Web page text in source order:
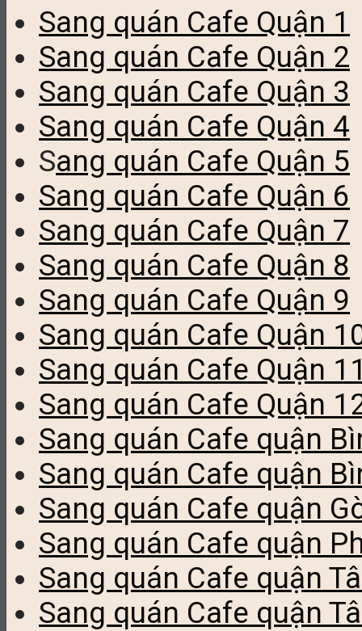
Sang quán Cafe Quận 1
Sang quán Cafe Quận 2
Sang quán Cafe Quận 3
Sang quán Cafe Quận 4
Sang quán Cafe Quận 5
Sang quán Cafe Quận 6
Sang quán Cafe Quận 7
Sang quán Cafe Quận 8
Sang quán Cafe Quận 9
Sang quán Cafe Quận
Sang quán Cafe Quận
Sang quán Cafe Quận
Sang quán Cafe quận
Sang quán Cafe quận
Sang quán Cafe quận
Sang quán Cafe quận
Sang quán Cafe quận
Sang quán Cafe quận